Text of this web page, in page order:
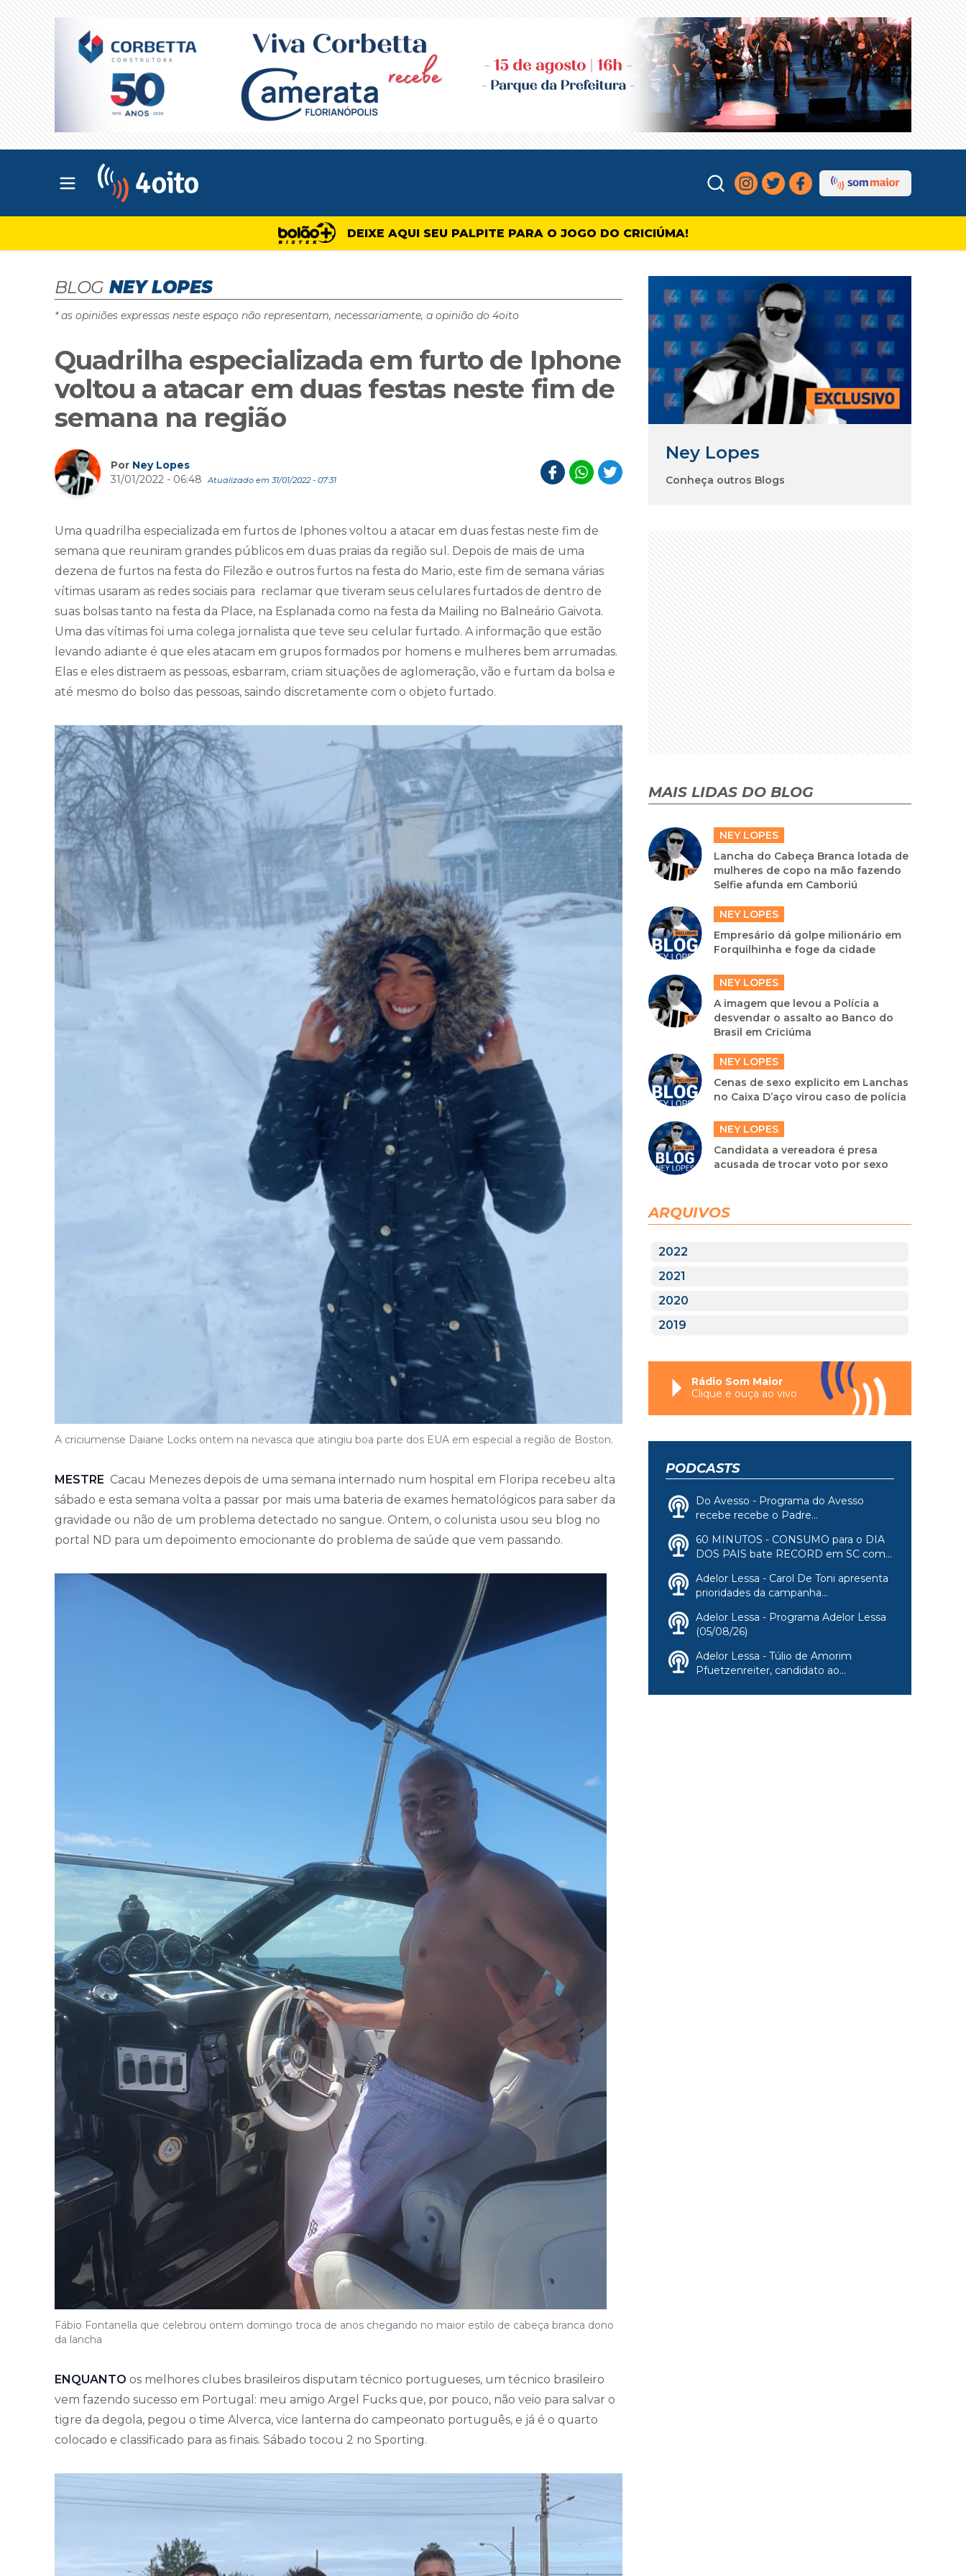
Abrir menu principal
DEIXE AQUI SEU PALPITE PARA O JOGO DO CRICIÚMA!
BLOG NEY LOPES
* as opiniões expressas neste espaço não representam, necessariamente, a opinião do 4oito
Quadrilha especializada em furto de Iphone
voltou a atacar em duas festas neste fim de
semana na região
Por Ney Lopes
31/01/2022 - 06:48
Atualizado em 31/01/2022 - 07:31
Uma quadrilha especializada em furtos de Iphones voltou a atacar em duas festas neste fim de
semana que reuniram grandes públicos em duas praias da região sul. Depois de mais de uma
dezena de furtos na festa do Filezão e outros furtos na festa do Mario, este fim de semana várias
vítimas usaram as redes sociais para reclamar que tiveram seus celulares furtados de dentro de
suas bolsas tanto na festa da Place, na Esplanada como na festa da Mailing no Balneário Gaivota.
Uma das vítimas foi uma colega jornalista que teve seu celular furtado. A informação que estão
levando adiante é que eles atacam em grupos formados por homens e mulheres bem arrumadas.
Elas e eles distraem as pessoas, esbarram, criam situações de aglomeração, vão e furtam da bolsa e
até mesmo do bolso das pessoas, saindo discretamente com o objeto furtado.
A criciumense Daiane Locks ontem na nevasca que atingiu boa parte dos EUA em especial a região de Boston.
MESTRE Cacau Menezes depois de uma semana internado num hospital em Floripa recebeu alta
sábado e esta semana volta a passar por mais uma bateria de exames hematológicos para saber da
gravidade ou não de um problema detectado no sangue. Ontem, o colunista usou seu blog no
portal ND para um depoimento emocionante do problema de saúde que vem passando.
Fábio Fontanella que celebrou ontem domingo troca de anos chegando no maior estilo de cabeça branca dono
da lancha
ENQUANTO os melhores clubes brasileiros disputam técnico portugueses, um técnico brasileiro
vem fazendo sucesso em Portugal: meu amigo Argel Fucks que, por pouco, não veio para salvar o
tigre da degola, pegou o time Alverca, vice lanterna do campeonato português, e já é o quarto
colocado e classificado para as finais. Sábado tocou 2 no Sporting.
Ney Lopes
Conheça outros Blogs
MAIS LIDAS DO BLOG
NEY LOPES
Lancha do Cabeça Branca lotada de
mulheres de copo na mão fazendo
Selfie afunda em Camboriú
NEY LOPES
Empresário dá golpe milionário em
Forquilhinha e foge da cidade
NEY LOPES
A imagem que levou a Polícia a
desvendar o assalto ao Banco do
Brasil em Criciúma
NEY LOPES
Cenas de sexo explicito em Lanchas
no Caixa D’aço virou caso de polícia
NEY LOPES
Candidata a vereadora é presa
acusada de trocar voto por sexo
ARQUIVOS
2022
2021
2020
2019
Rádio Som Maior
Clique e ouça ao vivo
PODCASTS
Do Avesso - Programa do Avesso
recebe recebe o Padre...
60 MINUTOS - CONSUMO para o DIA
DOS PAIS bate RECORD em SC com...
Adelor Lessa - Carol De Toni apresenta
prioridades da campanha...
Adelor Lessa - Programa Adelor Lessa
(05/08/26)
Adelor Lessa - Túlio de Amorim
Pfuetzenreiter, candidato ao...